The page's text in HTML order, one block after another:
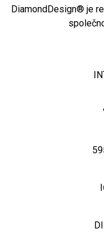
DiamondDesign® je